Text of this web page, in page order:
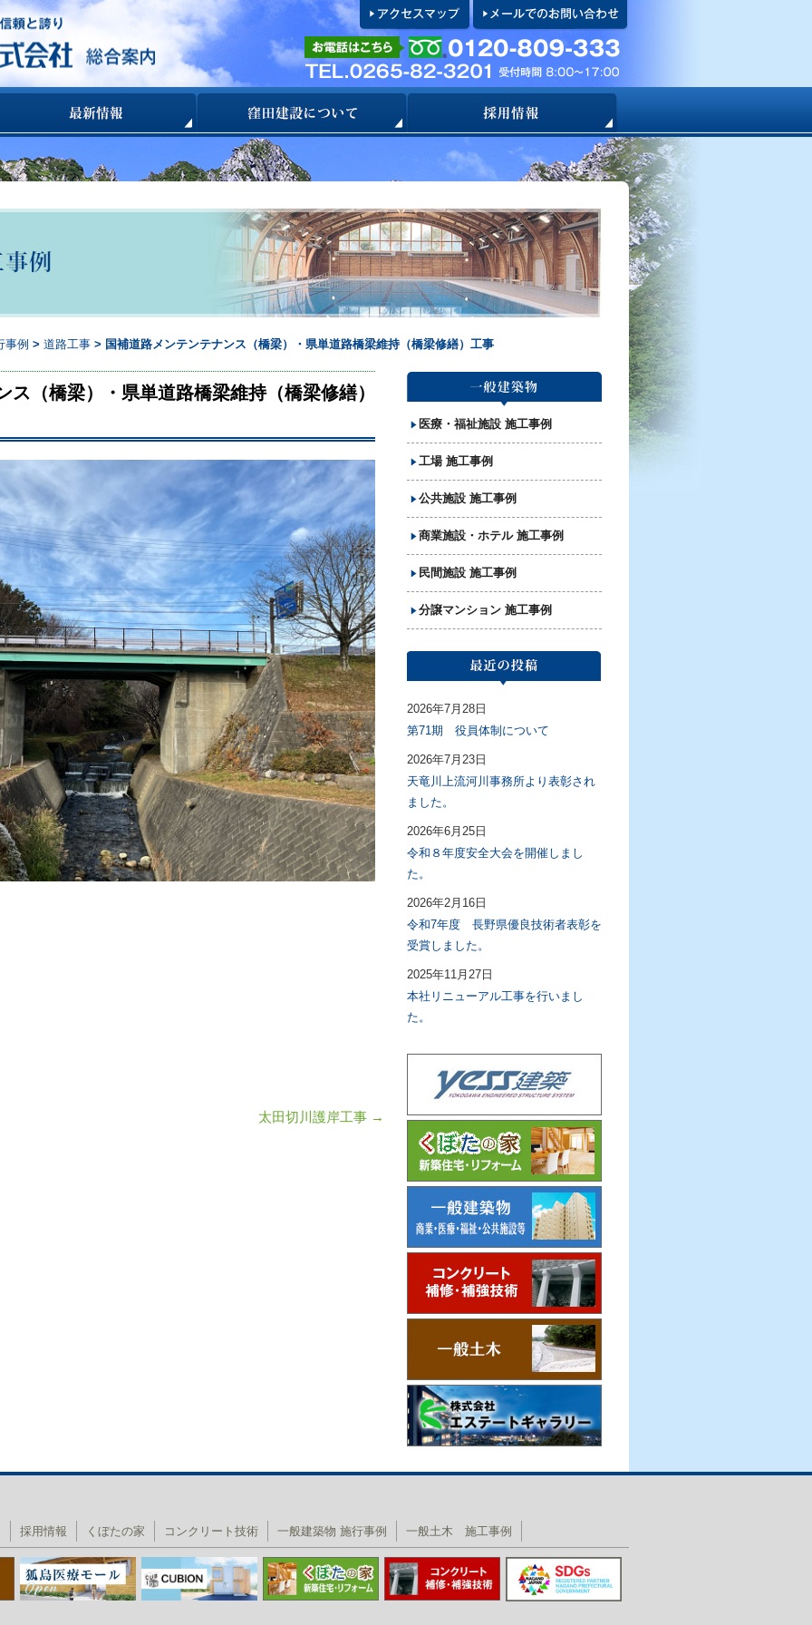
事例 > 道路工事 > 国補道路メンテンテナンス（橋梁）・県単道路橋梁維持（橋梁修繕）工事
ス（橋梁）・県単道路橋梁維持（橋梁修繕）
太田切川護岸工事 →
医療・福祉施設 施工事例
工場 施工事例
公共施設 施工事例
商業施設・ホテル 施工事例
民間施設 施工事例
分譲マンション 施工事例
第71期 役員体制について
2026年7月28日
天竜川上流河川事務所より表彰され
ました。
2026年7月23日
令和８年度安全大会を開催しまし
た。
2026年6月25日
令和7年度 長野県優良技術者表彰を
受賞しました。
2026年2月16日
本社リニューアル工事を行いまし
た。
2025年11月27日
採用情報 くぼたの家 コンクリート技術 一般建築物 施行事例 一般土木 施工事例